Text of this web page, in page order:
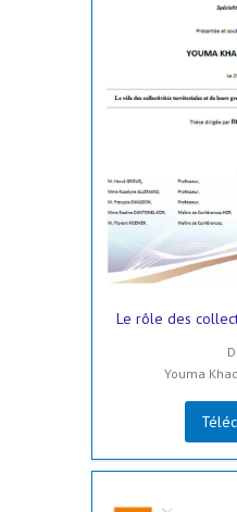
Le rôle des
Youma